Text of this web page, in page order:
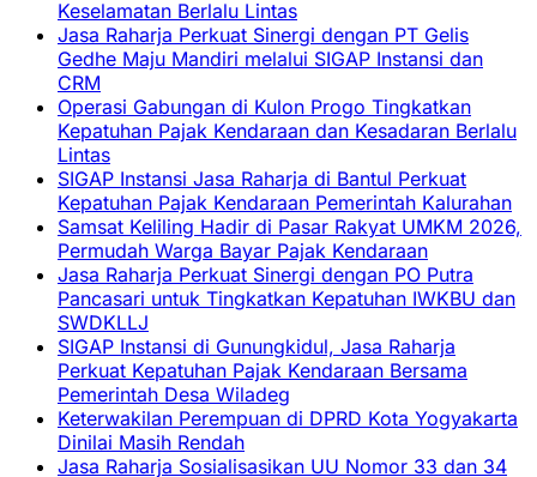
Keselamatan Berlalu Lintas
Jasa Raharja Perkuat Sinergi dengan PT Gelis
Gedhe Maju Mandiri melalui SIGAP Instansi dan
CRM
Operasi Gabungan di Kulon Progo Tingkatkan
Kepatuhan Pajak Kendaraan dan Kesadaran Berlalu
Lintas
SIGAP Instansi Jasa Raharja di Bantul Perkuat
Kepatuhan Pajak Kendaraan Pemerintah Kalurahan
Samsat Keliling Hadir di Pasar Rakyat UMKM 2026,
Permudah Warga Bayar Pajak Kendaraan
Jasa Raharja Perkuat Sinergi dengan PO Putra
Pancasari untuk Tingkatkan Kepatuhan IWKBU dan
SWDKLLJ
SIGAP Instansi di Gunungkidul, Jasa Raharja
Perkuat Kepatuhan Pajak Kendaraan Bersama
Pemerintah Desa Wiladeg
Keterwakilan Perempuan di DPRD Kota Yogyakarta
Dinilai Masih Rendah
Jasa Raharja Sosialisasikan UU Nomor 33 dan 34